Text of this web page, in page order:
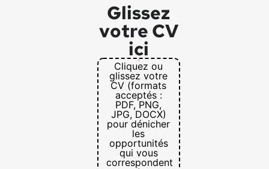
Glissez
votre CV
ici
Cliquez ou
glissez votre
CV (formats
acceptés :
PDF, PNG,
JPG, DOCX)
pour dénicher
les
opportunités
qui vous
correspondent